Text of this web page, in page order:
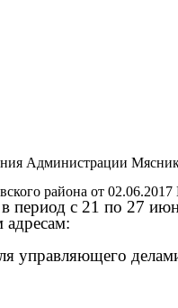
Администрации
района от
период с 21 по 27
управляющего